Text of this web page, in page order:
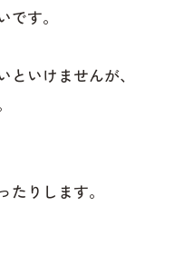
す。
いけませんが、
りします。